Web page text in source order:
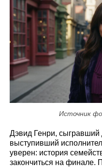
Источник
Дэвид Генри, сыгравший
выступивший
уверен: история
закончиться на финале.